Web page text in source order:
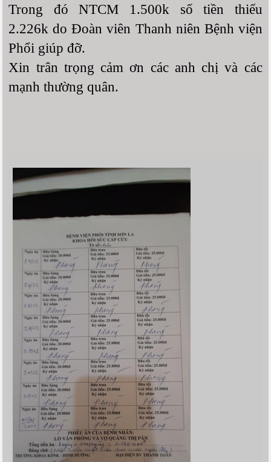
Trong đó NTCM 1.500k số tiền thiếu
2.226k do Đoàn viên Thanh niên Bệnh viện
Phổi giúp đỡ.
Xin trân trọng cảm ơn các anh chị và các
mạnh thường quân.